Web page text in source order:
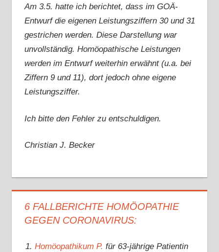
Am 3.5. hatte ich berichtet, dass im GOÄ-
Entwurf die eigenen Leistungsziffern 30 und 31
gestrichen werden. Diese Darstellung war
unvollständig. Homöopathische Leistungen
werden im Entwurf weiterhin erwähnt (u.a. bei
Ziffern 9 und 11), dort jedoch ohne eigene
Leistungsziffer.
Ich bitte den Fehler zu entschuldigen.
Christian J. Becker
6 FALLBERICHTE HOMÖOPATHIE
GEGEN CORONAVIRUS:
Homöopathikum P. für 63-jährige Patientin